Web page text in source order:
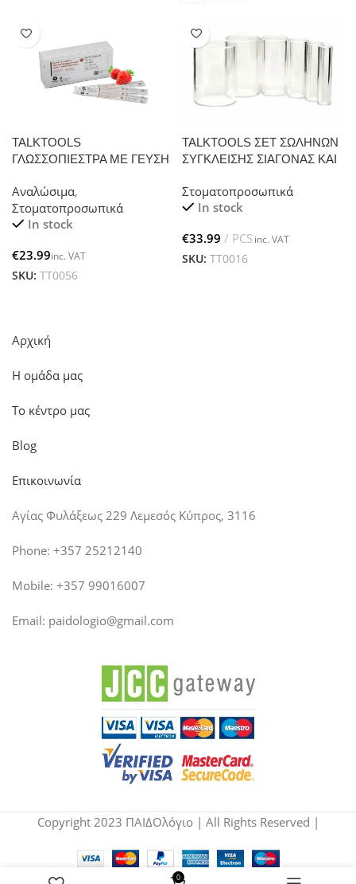
TALKTOOLS
ΓΛΩΣΣΟΠΙΕΣΤΡΑ ΜΕ ΓΕΥΣΗ
Αναλώσιμα,
Στοματοπροσωπικά
In stock
€
SKU: TT0056
TALKTOOLS ΣΕΤ ΣΩΛΗΝΩΝ
ΣΥΓΚΛΕΙΣΗΣ ΣΙΑΓΟΝΑΣ ΚΑΙ
Στοματοπροσωπικά
In stock
€
SKU: TT0016
Αρχική
Η ομάδα μας
Το κέντρο μας
Blog
Επικοινωνία
Αγίας Φυλάξεως 229 Λεμεσός Κύπρος, 3116
Phone: +357 25212140
Mobile: +357 99016007
Email: paidologio@gmail.com
Copyright 2023 ΠΑΙΔΟλόγιο | All Rights Reserved |
0